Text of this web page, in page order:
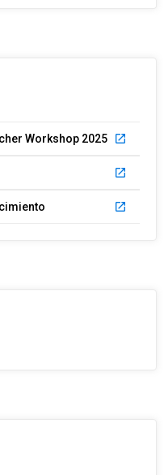
Workshop 2025 launch
launch
launch